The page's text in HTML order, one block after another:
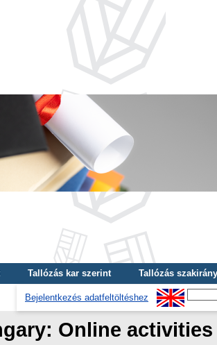
Tallózás kar szerint Tallózás
Bejelentkezés adatfeltöltéshez
Online